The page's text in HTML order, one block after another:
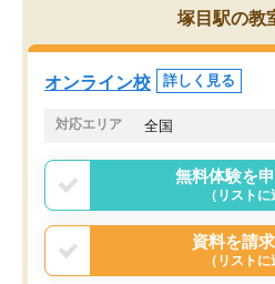
がら頑張って欲しいと思います！
塚目駅の教
オンライン校 詳しく見る
対応エリア 全国
無料体験を
（リストに
資料を請
（リストに